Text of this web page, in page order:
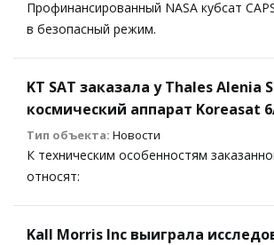
Профинансированный NASA кубсат
в безопасный режим.
KT SAT заказала у Thales Alenia
космический аппарат Koreasat
Тип объекта: Новости
К техническим особенностям
относят:
Kall Morris Inc выиграла